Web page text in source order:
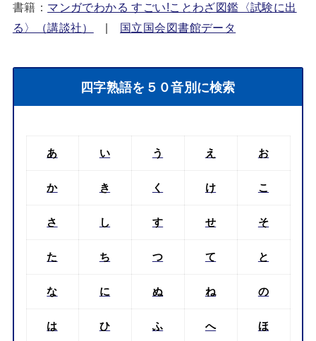
書籍： マンガでわかる すごい!ことわざ図鑑〈試験に出
る〉（講談社）
| 国立国会図書館データ
四字熟語を５０音別に検索
あ い う え お
か き く け こ
さ し す せ そ
た ち つ て と
な に ぬ ね の
は ひ ふ へ ほ